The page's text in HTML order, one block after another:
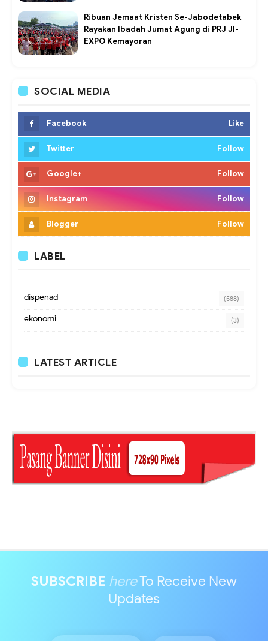
Ribuan Jemaat Kristen Se-Jabodetabek
Rayakan Ibadah Jumat Agung di PRJ JI-
EXPO Kemayoran
SOCIAL MEDIA
Facebook Like
Twitter Follow
Google+ Follow
Instagram Follow
Blogger Follow
LABEL
dispenad (588)
ekonomi (3)
LATEST ARTICLE
SUBSCRIBE hereTo Receive New
Updates